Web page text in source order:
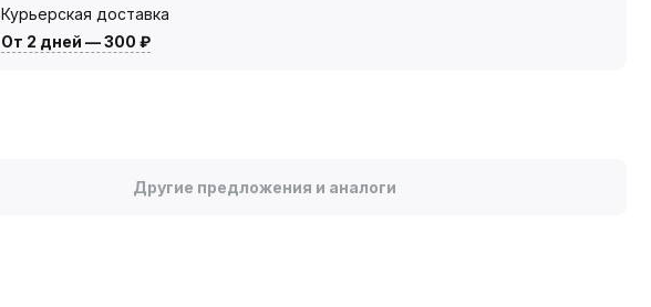
Курьерская доставка
От 2 дней —300 ₽
Другие предложения и аналоги